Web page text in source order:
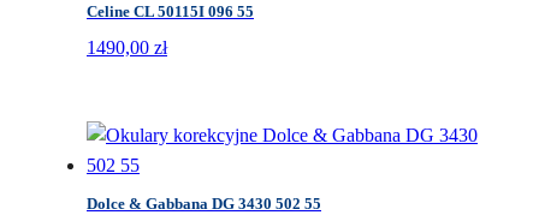
Celine CL 50115I 096 55
1490,00 zł
Dolce & Gabbana DG 3430 502 55